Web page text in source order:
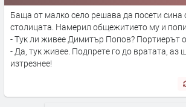
Баща от малко село решава да посети сина
столицата. Намерил общежитието му и
- Тук ли живее Димитър Попов? Портиерът
- Да, тук живее. Подпрете го до вратата, аз
изтрезнее!